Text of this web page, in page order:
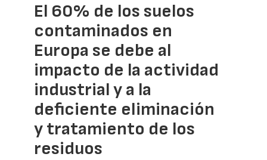
El 60% de los suelos
contaminados en
Europa se debe al
impacto de la actividad
industrial y a la
deficiente eliminación
y tratamiento de los
residuos